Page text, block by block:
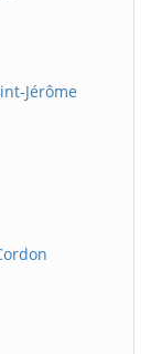
Jérôme